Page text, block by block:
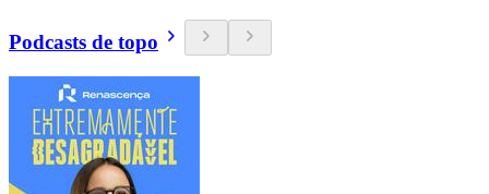
Podcasts de topo